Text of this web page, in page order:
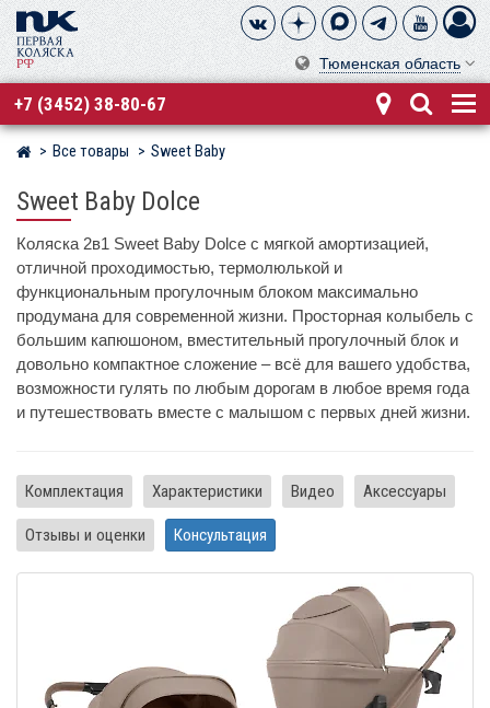
Тюменская область
+7 (3452) 38-80-67
Магазин детских колясок
Все товары Sweet Baby
Sweet Baby Dolce
Коляска 2в1 Sweet Baby Dolce с мягкой амортизацией,
отличной проходимостью, термолюлькой и
функциональным прогулочным блоком максимально
продумана для современной жизни. Просторная колыбель с
большим капюшоном, вместительный прогулочный блок и
довольно компактное сложение – всё для вашего удобства,
возможности гулять по любым дорогам в любое время года
и путешествовать вместе с малышом с первых дней жизни.
Комплектация Характеристики Видео Аксессуары
Отзывы и оценки Консультация